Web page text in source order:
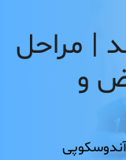
| مراحل
و